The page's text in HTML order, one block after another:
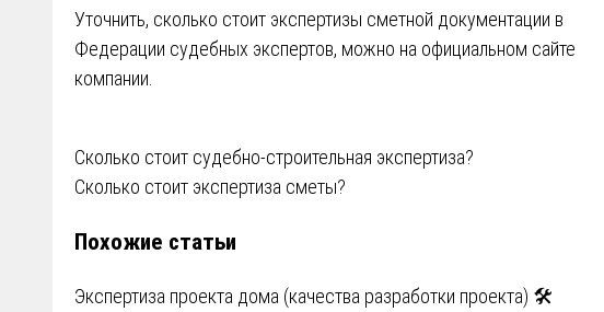
Уточнить, сколько стоит экспертизы сметной документации в
Федерации судебных экспертов, можно на официальном сайте
компании.
Навигация
записям
Сколько стоит судебно-строительная экспертиза?
Сколько стоит экспертиза сметы?
Похожие статьи
Экспертиза проекта дома (качества разработки проекта) 🛠️